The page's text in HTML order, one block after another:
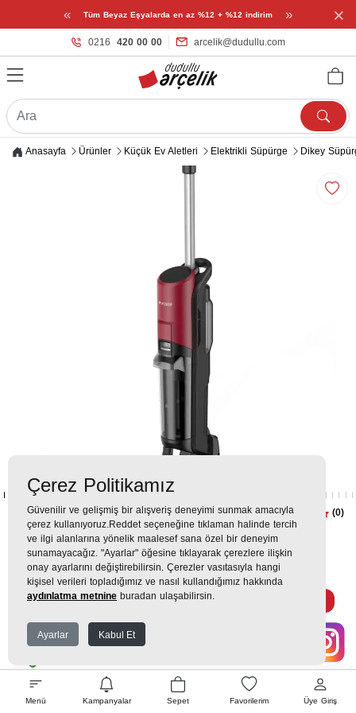
« Tüm Beyaz Eşyalarda en az %12 + %12 indirim » ×
0216 420 00 00 arcelik@dudullu.com
Menü Kampanyalar Sepet Favorilerim Üye Giriş
Anasayfa Ürünler Küçük Ev Aletleri Elektrikli Süpürge Dikey
AquaMaster™ SD 6341 Islak Kuru
Dikey Süpürge
(0)
18.699TL 14.699TL
1.633 TLx 9 Taksit = 14.699 TL Ekstra İndirim %12 =
WHATSAPP SİPARİŞ
Çerez Politikamız
Güvenilir ve gelişmiş bir alışveriş deneyimi sunmak amacıyla
çerez kullanıyoruz.Reddet seçeneğine tıklaman halinde tercih
ve ilgi alanlarına yönelik maalesef sana özel bir deneyim
sunamayacağız. "Ayarlar" öğesine tıklayarak çerezlere ilişkin
onay ayarlarını değiştirebilirsin. Çerezler vasıtasıyla hangi
kişisel verileri topladığımız ve nasıl kullandığımız hakkında
aydınlatma metnine buradan ulaşabilirsin.
Ayarlar Kabul Et